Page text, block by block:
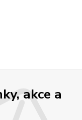
akce a